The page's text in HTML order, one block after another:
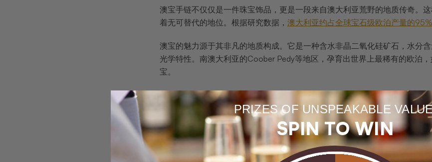
澳宝手链不仅仅是一件珠宝饰品，更是一段来自澳大利亚荒野的地质传奇。
着无可替代的地位。根据研究数据， 澳大利亚约占全球宝石级欧泊产量的
澳宝的魅力源于其非凡的地质构成。它是一种含水非晶二氧化硅矿石，水分
光学特性。南澳大利亚的Coober Pedy等地区，孕育出世界上最稀有的欧泊
宝。
每一条澳宝手链背后都蕴含着大自然数百万年的鬼斧神工。它们不仅仅是
的矿物沉积，共同塑造了这些璀璨夺目的宝石。当你佩戴一条澳宝手链时，
选择澳宝手链，意味着你在收藏：
独一无二的天然艺术品
PRIZES OF UNSPEAKABLE
SPIN TO WIN